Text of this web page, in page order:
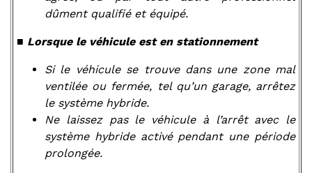
dûment qualifié et équipé.
■ Lorsque le véhicule est en stationnement
Si le véhicule se trouve dans une zone mal
ventilée ou fermée, tel qu’un garage, arrêtez
le système hybride.
Ne laissez pas le véhicule à l’arrêt avec le
système hybride activé pendant une période
prolongée.